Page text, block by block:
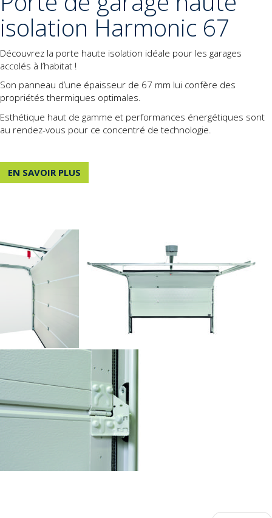
isolation Harmonic 67
Découvrez la porte haute isolation idéale pour les garages
accolés à l’habitat !
Son panneau d’une épaisseur de 67 mm lui confère des
propriétés thermiques optimales.
Esthétique haut de gamme et performances énergétiques sont
au rendez-vous pour ce concentré de technologie.
EN SAVOIR PLUS